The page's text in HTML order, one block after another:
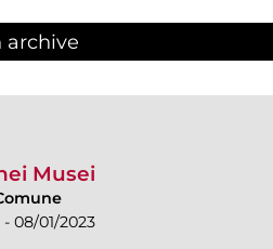
archive
Musei
- 08/01/2023